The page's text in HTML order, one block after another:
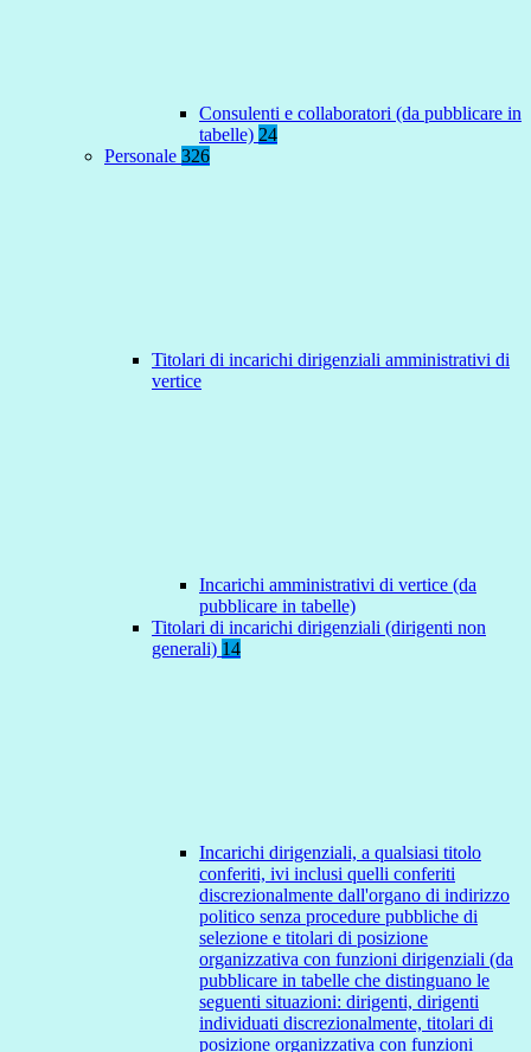
Consulenti e collaboratori (da pubblicare in
tabelle) 24
Personale 326
Titolari di incarichi dirigenziali amministrativi di
vertice
Incarichi amministrativi di vertice (da
pubblicare in tabelle)
Titolari di incarichi dirigenziali (dirigenti non
generali) 14
Incarichi dirigenziali, a qualsiasi titolo
conferiti, ivi inclusi quelli conferiti
discrezionalmente dall'organo di indirizzo
politico senza procedure pubbliche di
selezione e titolari di posizione
organizzativa con funzioni dirigenziali (da
pubblicare in tabelle che distinguano le
seguenti situazioni: dirigenti, dirigenti
individuati discrezionalmente, titolari di
posizione organizzativa con funzioni